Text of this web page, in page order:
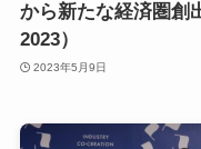
から新たな経済圏創
2023）
2023年5月9日